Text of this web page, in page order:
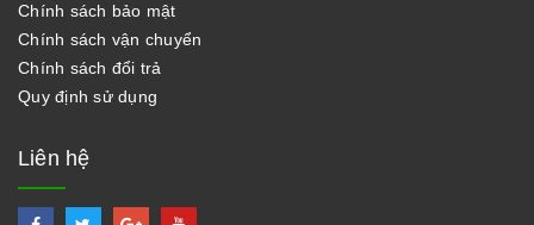
Chính sách bảo mật
Chính sách vận chuyển
Chính sách đổi trả
Quy định sử dụng
Liên hệ